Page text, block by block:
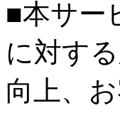
■本サー
に対す
向上、